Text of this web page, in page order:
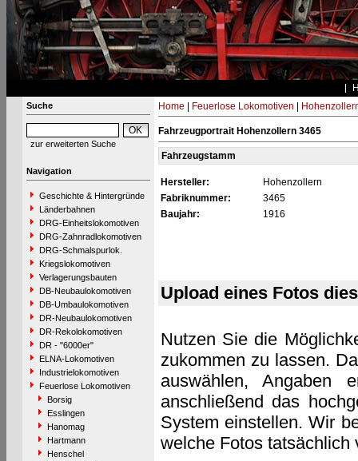
Suche
zur erweiterten Suche
Navigation
Geschichte & Hintergründe
Länderbahnen
DRG-Einheitslokomotiven
DRG-Zahnradlokomotiven
DRG-Schmalspurlok.
Kriegslokomotiven
Verlagerungsbauten
DB-Neubaulokomotiven
DB-Umbaulokomotiven
DR-Neubaulokomotiven
DR-Rekolokomotiven
DR - "6000er"
ELNA-Lokomotiven
Industrielokomotiven
Feuerlose Lokomotiven
Borsig
Esslingen
Hanomag
Hartmann
Henschel
Home Feuerlose Lokomotiven
Fahrzeugportrait Hohenzollern 3465
Fahrzeugstamm
Hersteller:
Hohenzollern
Fabriknummer:
3465
Baujahr:
1916
Upload eines Fotos
Nutzen Sie die
zukommen zu lassen.
auswählen, Angaben
anschließend das
System einstellen. Wir
welche Fotos tatsächlich